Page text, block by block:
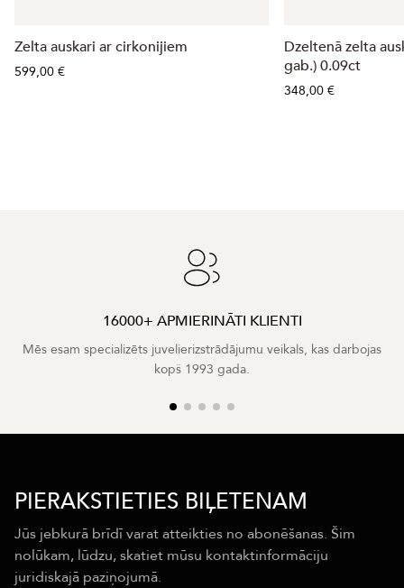
Zelta auskari ar cirkonijiem
599,00 €
Dzeltenā zelta
gab.) 0.09ct
348,00 €
16000+ APMIERINĀTI KLIENTI
Mēs esam specializēts juvelierizstrādājumu veikals, kas darbojas
kopš 1993 gada.
PIERAKSTIETIES BIĻETENAM
Jūs jebkurā brīdī varat atteikties no abonēšanas. Šim
nolūkam, lūdzu, skatiet mūsu kontaktinformāciju
juridiskajā paziņojumā.